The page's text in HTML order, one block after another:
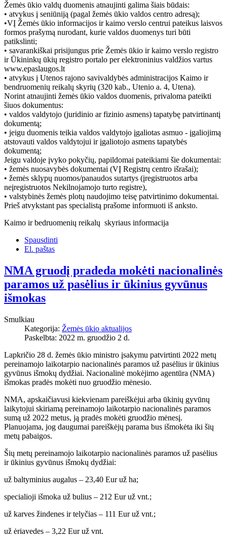
Žemės ūkio valdų duomenis atnaujinti galima šiais būdais:
• atvykus į seniūniją (pagal žemės ūkio valdos centro adresą);
•VĮ Žemės ūkio informacijos ir kaimo verslo centrui pateikus laisvos
formos prašymą nurodant, kurie valdos duomenys turi būti
patikslinti;
• savarankiškai prisijungus prie Žemės ūkio ir kaimo verslo registro
ir Ūkininkų ūkių registro portalo per elektroninius valdžios vartus
www.epaslaugos.lt
• atvykus į Utenos rajono savivaldybės administracijos Kaimo ir
bendruomenių reikalų skyrių (320 kab., Utenio a. 4, Utena).
Norint atnaujinti žemės ūkio valdos duomenis, privaloma pateikti
šiuos dokumentus:
• valdos valdytojo (juridinio ar fizinio asmens) tapatybę patvirtinantį
dokumentą;
• jeigu duomenis teikia valdos valdytojo įgaliotas asmuo - įgaliojimą
atstovauti valdos valdytojui ir įgaliotojo asmens tapatybės
dokumentą;
Jeigu valdoje įvyko pokyčių, papildomai pateikiami šie dokumentai:
• žemės nuosavybės dokumentai (VĮ Registrų centro išrašai);
• žemės sklypų nuomos/panaudos sutartys (įregistruotos arba
neįregistruotos Nekilnojamojo turto registre),
• valstybinės žemės plotų naudojimo teisę patvirtinimo dokumentai.
Prieš atvykstant pas specialistą prašome informuoti iš anksto.
Kaimo ir bedruomenių reikalų skyriaus informacija
Spausdinti
El. paštas
NMA gruodį pradeda mokėti nacionalinės
paramos už pasėlius ir ūkinius gyvūnus
išmokas
Smulkiau
Kategorija: Žemės ūkio aktualijos
Paskelbta: 2022 m. gruodžio 2 d.
Lapkričio 28 d. žemės ūkio ministro įsakymu patvirtinti 2022 metų
pereinamojo laikotarpio nacionalinės paramos už pasėlius ir ūkinius
gyvūnus išmokų dydžiai. Nacionalinė mokėjimo agentūra (NMA)
išmokas pradės mokėti nuo gruodžio mėnesio.
NMA, apskaičiavusi kiekvienam pareiškėjui arba ūkinių gyvūnų
laikytojui skiriamą pereinamojo laikotarpio nacionalinės paramos
sumą už 2022 metus, ją pradės mokėti gruodžio mėnesį.
Planuojama, jog daugumai pareiškėjų parama bus išmokėta iki šių
metų pabaigos.
Šių metų pereinamojo laikotarpio nacionalinės paramos už pasėlius
ir ūkinius gyvūnus išmokų dydžiai:
už baltyminius augalus – 23,40 Eur už ha;
specialioji išmoka už bulius – 212 Eur už vnt.;
už karves žindenes ir telyčias – 111 Eur už vnt.;
už ėriavedes – 3,22 Eur už vnt.